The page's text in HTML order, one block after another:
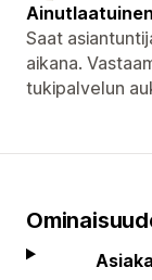
Saat
aikana.
tukipalvelun